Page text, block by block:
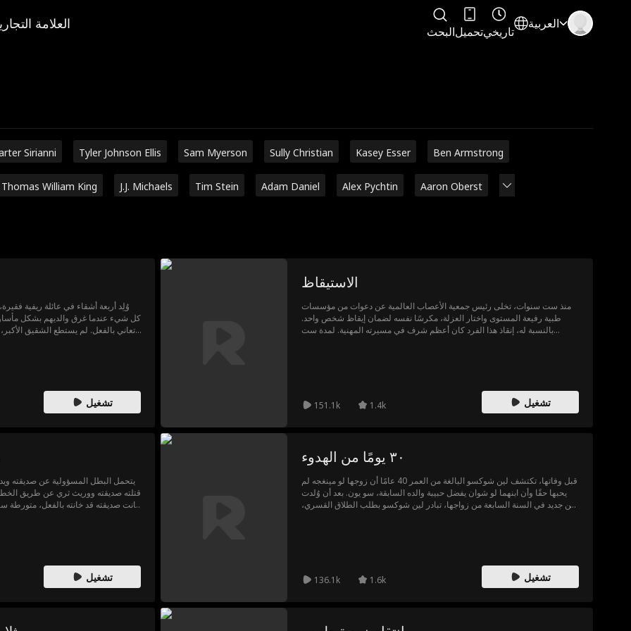
العلامة البحثتحميلتاريخي
العربية
Sirianni Tyler Johnson Ellis Sam Myerson Sully Christian Kasey Esser Ben Armstrong
Thomas William King J.J. Michaels Tim Stein Adam Daniel Alex Pychtin Aaron Oberst
وُلِد أربعة أشقاء في عائلة ريفية
كل شيء عندما غرق والديهم بشكل
تعاني بالفعل. لم يستطع الشقيق
تشغيل
الاستيقاظ
منذ ست سنوات، تخلى رئيس جمعية الأعصاب العالمية عن دعوات من مؤسسات
طبية رفيعة المستوى واختار العزلة، مكرسًا نفسه لضمان إيقاظ شخص واحد.
بالنسبة له، إنقاذ هذا الفرد كان أعظم شرف في مسيرته المهنية. لمدة ست
151.1k 1.4k تشغيل
يتحمل البطل المسؤولية عن صديقته
قتلته صديقته ووريث ثري عن طريق الخطأ
كانت صديقته قد خانته بالفعل، متورطة
محاولًا إهانة زوجة أخيه وأخته
الوريث، يقتحم البطل الحفل بتابوت أخيه،
البطل عائلته، ثم يواجه تحديات
تشغيل
٣٠ يومًا من الهدوء
قبل وفاتها، تكتشف لين شوكسو البالغة من العمر 40 عامًا أن زوجها لو مينغجه لم
يحبها حقًا وأن ابنهما لو شوان يفضل حبيبة والده السابقة، سو يون. بعد أن وُلدت
من جديد في السنة السابعة من زواجها، تبادر لين شوكسو بطلب الطلاق القسري،
136.1k 1.6k تشغيل